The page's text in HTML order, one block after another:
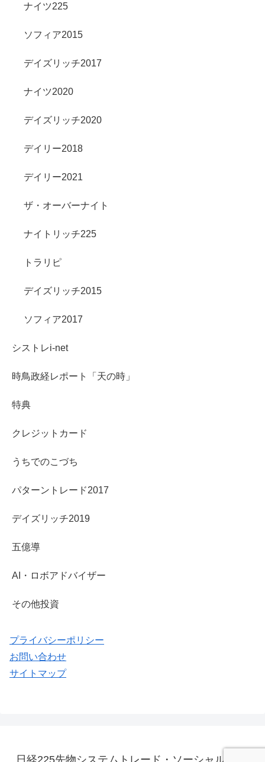
ナイツ225
ソフィア2015
デイズリッチ2017
ナイツ2020
デイズリッチ2020
デイリー2018
デイリー2021
ザ・オーバーナイト
ナイトリッチ225
トラリピ
デイズリッチ2015
ソフィア2017
シストレi-net
時鳥政経レポート「天の時」
特典
クレジットカード
うちでのこづち
パターントレード2017
デイズリッチ2019
五億導
AI・ロボアドバイザー
その他投資
プライバシーポリシー
お問い合わせ
サイトマップ
日経225先物システムトレード・ソーシャルレンデ